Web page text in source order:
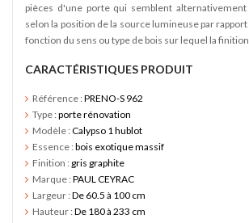
pièces d'une porte qui semblent
selon la position de la source lumineuse par
fonction du sens ou type de bois sur lequel la
CARACTÉRISTIQUES PRODUIT
Référence : PRENO-S 962
Type : porte rénovation
Modèle : Calypso 1 hublot
Essence : bois exotique massif
Finition : gris graphite
Marque : PAUL CEYRAC
Largeur : De 60.5 à 100 cm
Hauteur : De 180 à 233 cm
-